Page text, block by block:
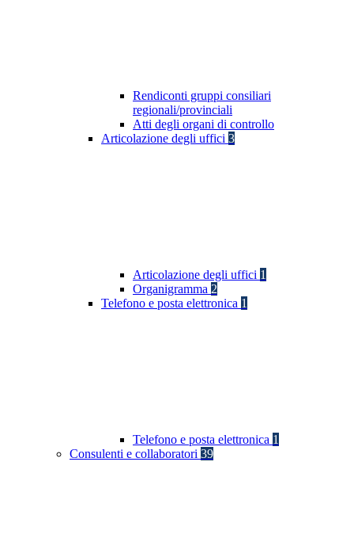
Rendiconti gruppi consiliari
regionali/provinciali
Atti degli organi di controllo
Articolazione degli uffici 3
Articolazione degli uffici 1
Organigramma 2
Telefono e posta elettronica 1
Telefono e posta elettronica 1
Consulenti e collaboratori 39